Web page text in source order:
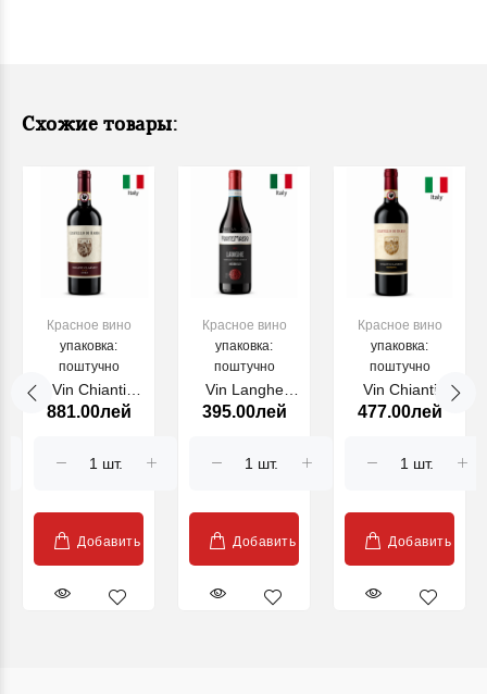
Схожие товары:
Красное вино
упаковка:
поштучно
Vin Chianti
Classico
Radda 2022,
881.00лей
Добавить
Красное вино
упаковка:
поштучно
Vin Langhe
Nebbiolo Forte
750ml
395.00лей
Добавить
Красное вино
упаковка:
поштучно
Vin Chianti
Classico
Castello di
750ml
477.00лей
Добавить